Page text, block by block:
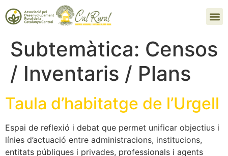
Subtemàtica: Censos
/ Inventaris / Plans
Taula d’habitatge de l’Urgell
Espai de reflexió i debat que permet unificar objectius i
línies d’actuació entre administracions, institucions,
entitats públiques i privades, professionals i agents